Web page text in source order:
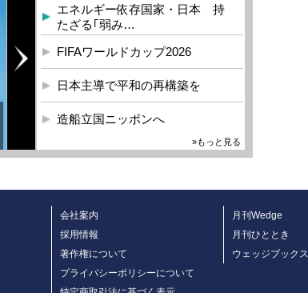
エネルギー依存国家・日本 持
たざる｢弱み…
FIFAワールドカップ2026
日本主導で平和の再構築を
造船立国ニッポンへ
»もっと見る
会社案内
採用情報
著作権について
プライバシーポリシーについて
月刊Wedge
月刊ひととき
ウェッジブックス